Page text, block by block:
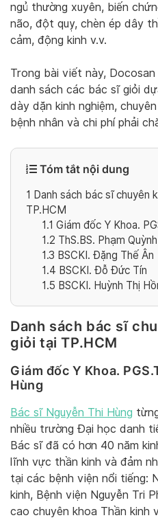
ngủ thường xuyên, biến
não, đột quỵ, chèn ép dây
cảm, động kinh v.v.
Trong bài viết này,
danh sách các bác sĩ giỏi
dày dặn kinh nghiệm,
bệnh nhân và chi phí phải
Tóm tắt nội dung
1 Danh sách bác sĩ chuyên
TP.HCM
1.1 Giám đốc Y Khoa.
1.2 ThS.BS. Phạm
1.3 BSCKI. Đặng Thế Ân
1.4 BSCKI. Đỗ Đức Tín
1.5 BSCKI. Huỳnh Thị
Danh sách bác sĩ
giỏi tại TP.HCM
Giám đốc Y Khoa.
Hùng
Bác sĩ Nguyễn Thi Hùng
nhiều trường Đại học danh
Bác sĩ đã có hơn 40 năm
lĩnh vực thần kinh và đảm
tại các bệnh viện nổi tiếng:
kinh, Bệnh viện Nguyễn Tri
cao chuyên khoa Thần kinh